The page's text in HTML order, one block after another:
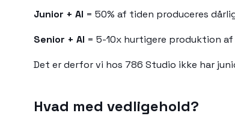
Junior + AI = 50% af tiden produceres
Senior + AI = 5-10x hurtigere produktion
Det er derfor vi hos 786 Studio ikke har
Hvad med vedligehold?